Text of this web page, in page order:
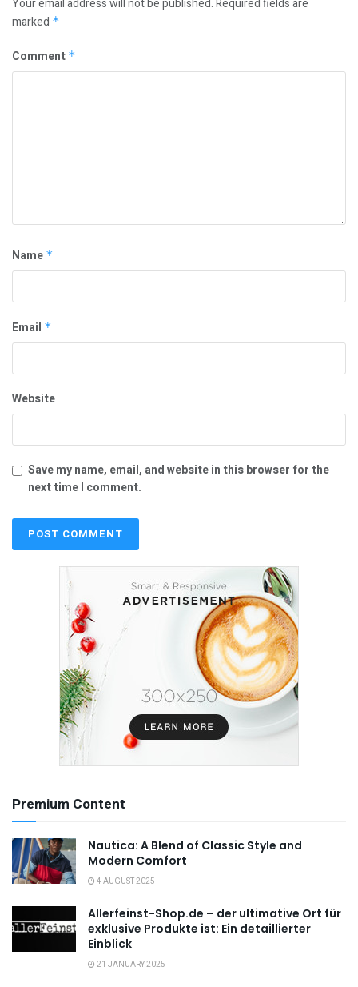
Your email address will not be published.Required fields are
marked *
Comment *
Name *
Email *
Website
Save my name, email, and website in this browser for the
next time I comment.
Premium Content
Nautica: A Blend of Classic Style and
Modern Comfort
4 AUGUST 2025
Allerfeinst-Shop.de – der ultimative Ort für
exklusive Produkte ist: Ein detaillierter
Einblick
21 JANUARY 2025